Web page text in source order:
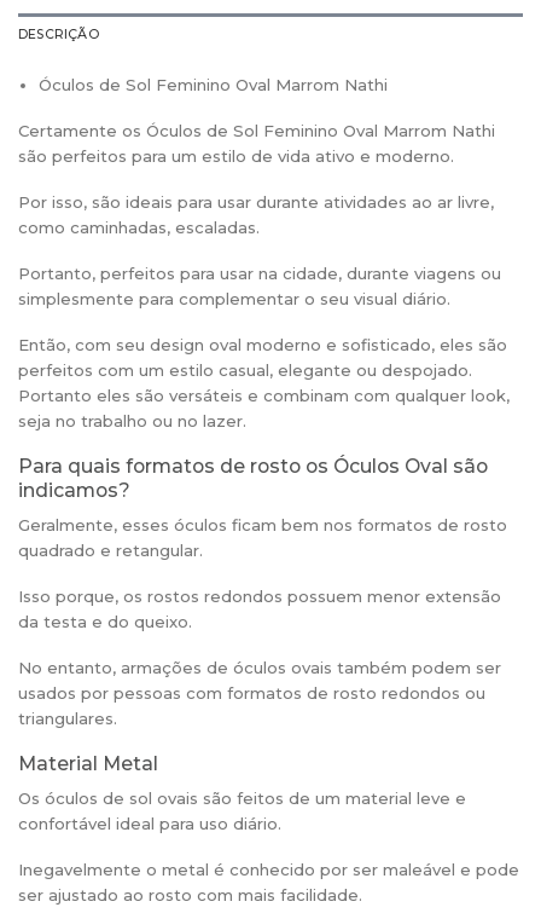
DESCRIÇÃO
Óculos de Sol Feminino Oval Marrom Nathi
Certamente os Óculos de Sol Feminino Oval Marrom Nathi
são perfeitos para um estilo de vida ativo e moderno.
Por isso, são ideais para usar durante atividades ao ar livre,
como caminhadas, escaladas.
Portanto, perfeitos para usar na cidade, durante viagens ou
simplesmente para complementar o seu visual diário.
Então, com seu design oval moderno e sofisticado, eles são
perfeitos com um estilo casual, elegante ou despojado.
Portanto eles são versáteis e combinam com qualquer look,
seja no trabalho ou no lazer.
Para quais formatos de rosto os Óculos Oval são
indicamos?
Geralmente, esses óculos ficam bem nos formatos de rosto
quadrado e retangular.
Isso porque, os rostos redondos possuem menor extensão
da testa e do queixo.
No entanto, armações de óculos ovais também podem ser
usados por pessoas com formatos de rosto redondos ou
triangulares.
Material Metal
Os óculos de sol ovais são feitos de um material leve e
confortável ideal para uso diário.
Inegavelmente o metal é conhecido por ser maleável e pode
ser ajustado ao rosto com mais facilidade.